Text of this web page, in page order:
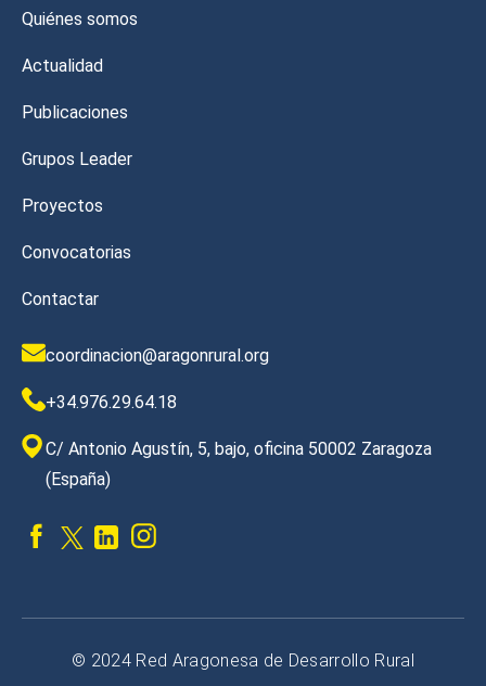
Quiénes somos
Actualidad
Publicaciones
Grupos Leader
Proyectos
Convocatorias
Contactar
coordinacion@aragonrural.org
+34.976.29.64.18
C/ Antonio Agustín, 5, bajo, oficina 50002 Zaragoza
(España)
© 2024 Red Aragonesa de Desarrollo Rural